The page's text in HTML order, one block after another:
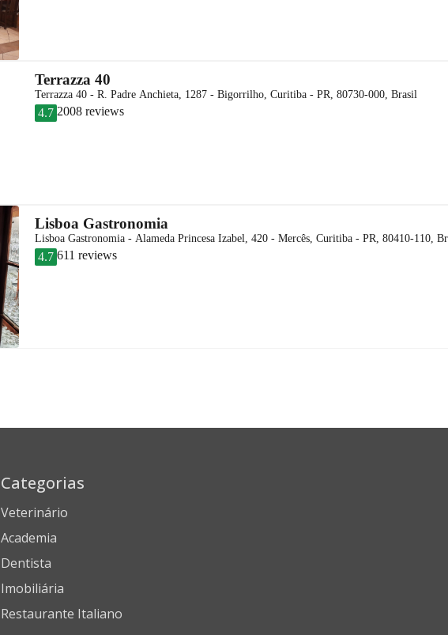
Terrazza 40
Terrazza 40 - R. Padre Anchieta, 1287 - Bigorrilho, Curitiba - PR, 80730-000, Brasil
4.7 2008 reviews
Lisboa Gastronomia
Lisboa Gastronomia - Alameda Princesa Izabel, 420 - Mercês, Curitiba - PR, 80410-110,
4.7 611 reviews
Categorias
Veterinário
Academia
Dentista
Imobiliária
Restaurante Italiano